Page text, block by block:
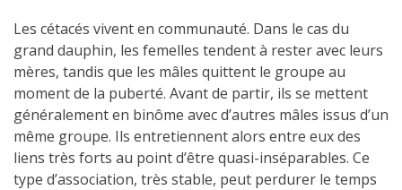
Les cétacés vivent en communauté. Dans le cas du
grand dauphin, les femelles tendent à rester avec leurs
mères, tandis que les mâles quittent le groupe au
moment de la puberté. Avant de partir, ils se mettent
généralement en binôme avec d’autres mâles issus d’un
même groupe. Ils entretiennent alors entre eux des
liens très forts au point d’être quasi-inséparables. Ce
type d’association, très stable, peut perdurer le temps